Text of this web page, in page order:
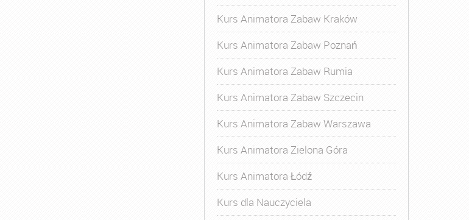
Kurs Animatora Zabaw Kraków
Kurs Animatora Zabaw Poznań
Kurs Animatora Zabaw Rumia
Kurs Animatora Zabaw Szczecin
Kurs Animatora Zabaw Warszawa
Kurs Animatora Zielona Góra
Kurs Animatora Łódź
Kurs dla Nauczyciela